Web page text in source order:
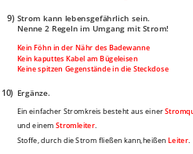
9) Strom kann lebensgefährlich sein.
Nenne 2 Regeln im Umgang mit Strom!
Kein Föhn in der Nähr des Badewanne
Kein kaputtes Kabel am Bügeleisen
Keine spitzen Gegenstände in die Steckdose
10) Ergänze.
Ein einfacher Stromkreis besteht aus einer
und einem Stromleiter.
Stoffe, durch die Strom fließen kann,heißenLeiter.